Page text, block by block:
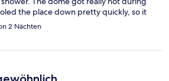
the place down pretty quickly, so it
outside on the deck was great - two
pool to cool off. There was a small
in your private space. Breakfast was
a small patio area, and was good value,
property is also a 10 minute walk from
2 Nächten